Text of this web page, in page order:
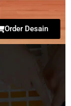
Order Desain